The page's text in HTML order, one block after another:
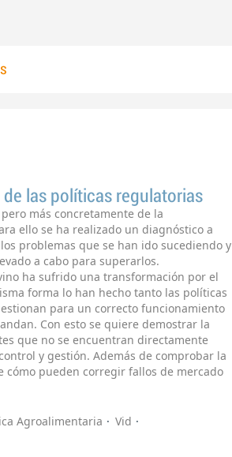
las políticas regulatorias
más concretamente de la
ello se ha realizado un diagnóstico a
problemas que se han ido sucediendo y
a cabo para superarlos.
ha sufrido una transformación por el
forma lo han hecho tanto las políticas
para un correcto funcionamiento
Con esto se quiere demostrar la
que no se encuentran directamente
y gestión. Además de comprobar la
cómo pueden corregir fallos de mercado
Agroalimentaria
Vid